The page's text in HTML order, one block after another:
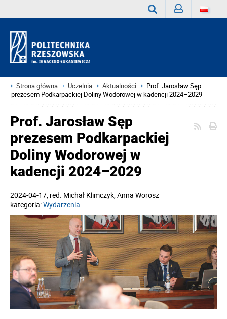
Strona główna Uczelnia Aktualności
Prof. Jarosław Sęp
prezesem Podkarpackiej Doliny Wodorowej w kadencji 2024–2029
Prof. Jarosław Sęp
prezesem Podkarpackiej
Doliny Wodorowej w
kadencji 2024–2029
2024-04-17, red. Michał Klimczyk, Anna Worosz
kategoria:Wydarzenia